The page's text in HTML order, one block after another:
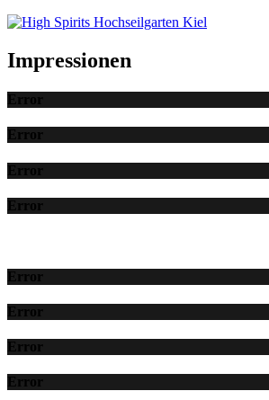
Impressionen
Error
Error
Error
Error
Error
Error
Error
Error